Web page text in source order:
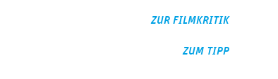
ZUR FILMKRITIK
ZUM TIPP